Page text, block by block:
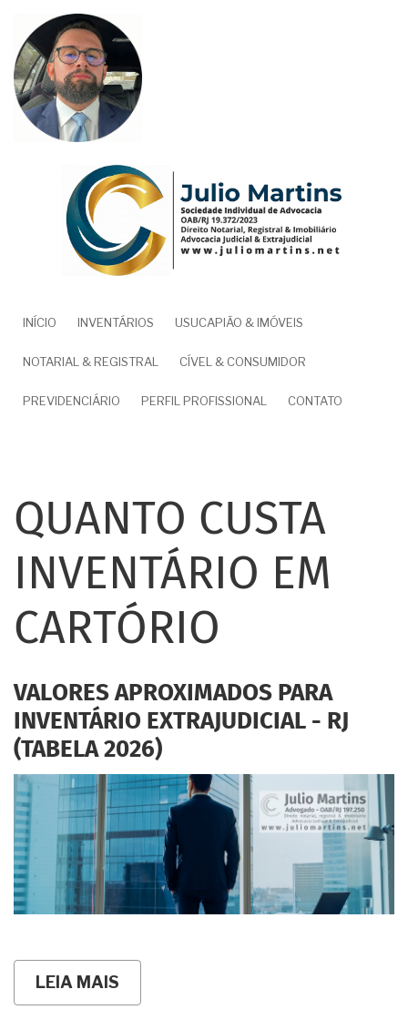
para
conteúdo
principal
NAVEGAÇÃO
PRINCIPAL
INÍCIO INVENTÁRIOS USUCAPIÃO & IMÓVEIS
NOTARIAL & REGISTRAL CÍVEL & CONSUMIDOR
PREVIDENCIÁRIO PERFIL PROFISSIONAL CONTATO
QUANTO CUSTA
INVENTÁRIO EM
CARTÓRIO
VALORES APROXIMADOS PARA
INVENTÁRIO EXTRAJUDICIAL - RJ
(TABELA 2026)
LEIA MAIS
VALORES